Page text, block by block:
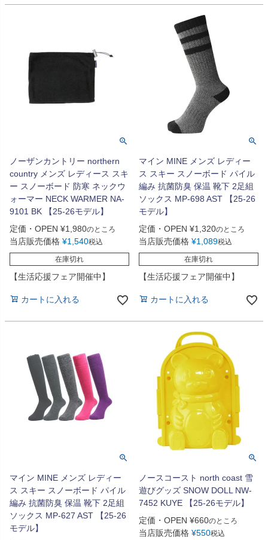
ノーザンカントリー northern
country メンズ レディース スキ
ー スノーボード 防寒 ネックウ
ォーマー NECK WARMER NA-
9101 BK 【25-26モデル】
定価・OPEN ¥1,980のところ
当店販売価格 ¥1,540税込
在庫切れ
【生活応援フェア開催中】
カートに入れる
マイン MINE メンズ レディー
ス スキー スノーボード パイル
編み 抗菌防臭 保温 靴下 2足組
ソックス MP-698 AST 【25-26
モデル】
定価・OPEN ¥1,320のところ
当店販売価格 ¥1,089税込
在庫切れ
【生活応援フェア開催中】
カートに入れる
マイン MINE メンズ レディー
ス スキー スノーボード パイル
編み 抗菌防臭 保温 靴下 2足組
ソックス MP-627 AST 【25-26
モデル】
ノースコースト north coast 雪
遊びグッズ SNOW DOLL NW-
7452 KUYE 【25-26モデル】
定価・OPEN ¥660のところ
当店販売価格 ¥550税込